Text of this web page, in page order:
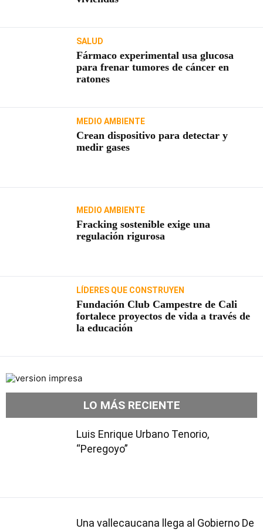
SALUD
Fármaco experimental usa glucosa
para frenar tumores de cáncer en
ratones
MEDIO AMBIENTE
Crean dispositivo para detectar y
medir gases
MEDIO AMBIENTE
Fracking sostenible exige una
regulación rigurosa
LÍDERES QUE CONSTRUYEN
Fundación Club Campestre de Cali
fortalece proyectos de vida a través de
la educación
LO MÁS RECIENTE
Luis Enrique Urbano Tenorio,
“Peregoyo”
Una vallecaucana llega al Gobierno De